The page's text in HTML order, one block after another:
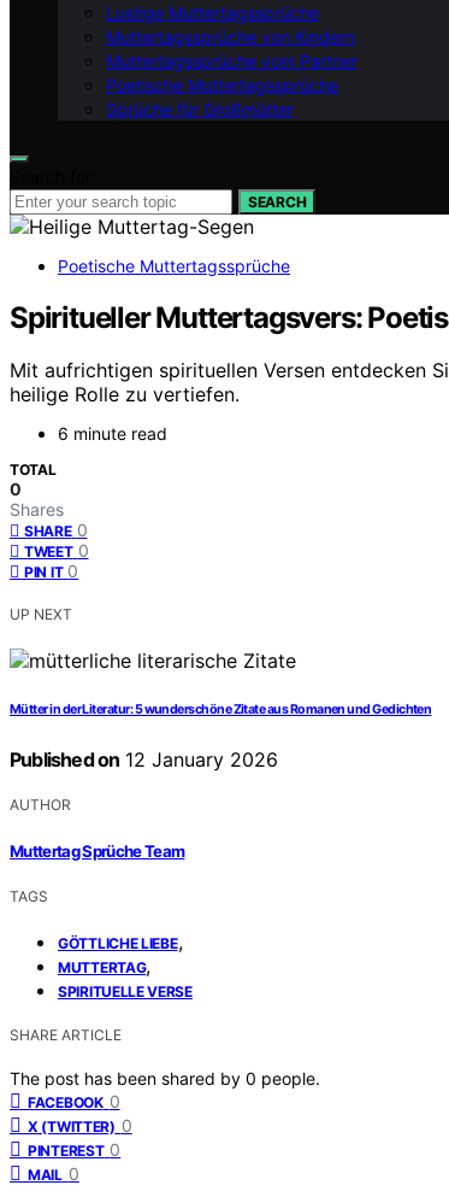
Lustige Muttertagssprüche
Muttertagssprüche von Kindern
Muttertagssprüche vom Partner
Poetische Muttertagssprüche
Sprüche für Großmütter
SEARCH
Poetische Muttertagssprüche
Spiritueller Muttertagsvers:
Mit aufrichtigen spirituellen Versen entdecken
heilige Rolle zu vertiefen.
6 minute read
TOTAL
0
Shares
SHARE 0
TWEET 0
PIN IT 0
UP NEXT
Mütter in der Literatur: 5 wunderschöne Zitate aus Romanen und Gedichten
Published on 12 January 2026
AUTHOR
Muttertag Sprüche Team
TAGS
GÖTTLICHE LIEBE,
MUTTERTAG,
SPIRITUELLE VERSE
SHARE ARTICLE
The post has been shared by 0 people.
FACEBOOK 0
X (TWITTER) 0
PINTEREST 0
MAIL 0